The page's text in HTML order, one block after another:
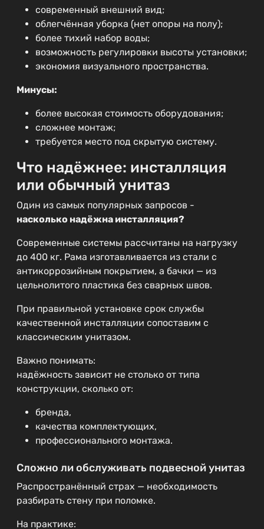
современный внешний вид;
облегчённая уборка (нет опоры на полу);
более тихий набор воды;
возможность регулировки высоты установки;
экономия визуального пространства.
Минусы:
более высокая стоимость оборудования;
сложнее монтаж;
требуется место под скрытую систему.
Что надёжнее: инсталляция
или обычный унитаз
Один из самых популярных запросов -
насколько надёжна инсталляция?
Современные системы рассчитаны на нагрузку
до 400 кг. Рама изготавливается из стали с
антикоррозийным покрытием, а бачки — из
цельнолитого пластика без сварных швов.
При правильной установке срок службы
качественной инсталляции сопоставим с
классическим унитазом.
Важно понимать:
надёжность зависит не столько от типа
конструкции, сколько от:
бренда,
качества комплектующих,
профессионального монтажа.
Сложно ли обслуживать подвесной унитаз
Распространённый страх — необходимость
разбирать стену при поломке.
На практике: